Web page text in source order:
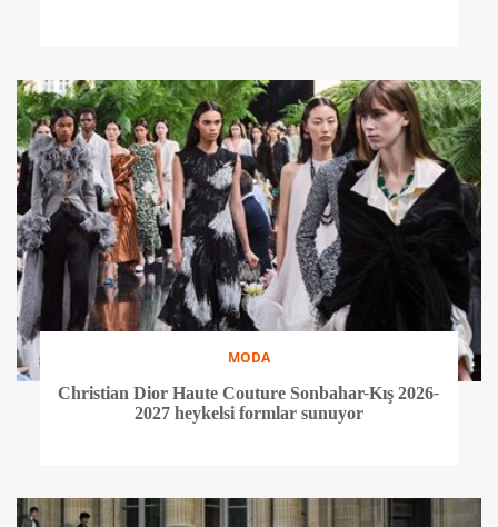
MODA
Christian Dior Haute Couture Sonbahar-Kış 2026-
2027 heykelsi formlar sunuyor